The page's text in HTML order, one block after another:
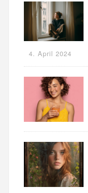
4. April 2024